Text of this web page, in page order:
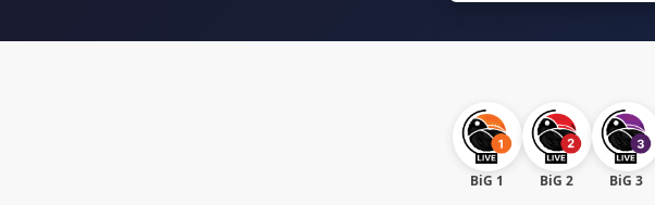
BiG 1 BiG 2 BiG 3